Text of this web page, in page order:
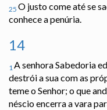
25 O justo come até se
conhece a penúria.
14
1A senhora Sabedoria
destrói a sua com as
teme o Senhor; o que
néscio encerra a vara